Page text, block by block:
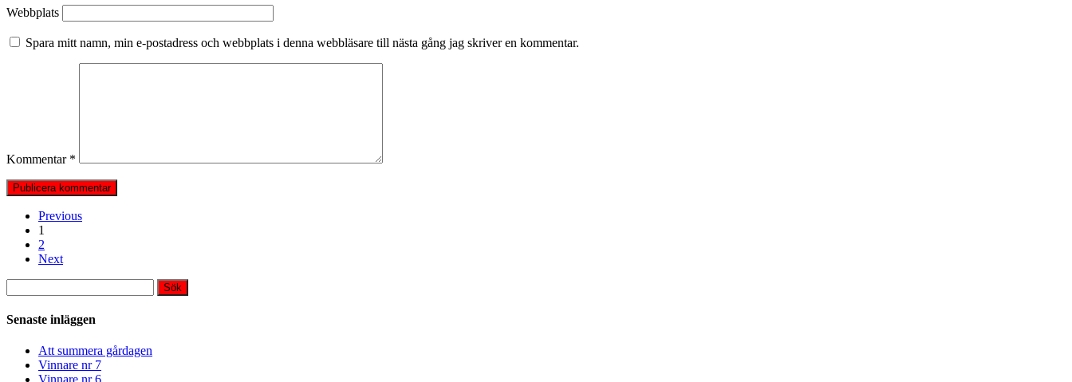
Webbplats
Spara mitt namn, min e-postadress och webbplats i denna webbläsare till nästa gång jag skriver en kommentar.
Kommentar *
Previous
1
2
Next
efter:
Senaste inläggen
Att summera gårdagen
Vinnare nr 7
Vinnare nr 6